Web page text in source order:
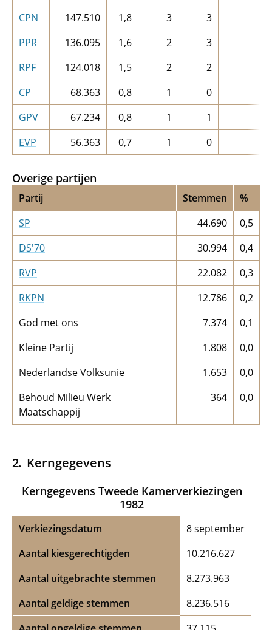
CPN
147.510 1,8 3
3
PPR
136.095 1,6 2
3
RPF
124.018 1,5 2
2
CP
68.363 0,8 1
0
GPV
67.234 0,8 1
1
EVP
56.363 0,7 1 0
Overige partijen
Partij Stemmen
%
SP
44.690
0,5
DS'70
30.994
0,4
RVP
22.082
0,3
RKPN
12.786
0,2
God met ons
7.374
0,1
Kleine Partij
1.808
0,0
Nederlandse Volksunie
1.653
0,0
Behoud Milieu Werk
Maatschappij
364 0,0
Kerngegevens
Kerngegevens Tweede Kamerverkiezingen
1982
Verkiezingsdatum
8 september
Aantal kiesgerechtigden
10.216.627
Aantal uitgebrachte stemmen
8.273.963
Aantal geldige stemmen
8.236.516